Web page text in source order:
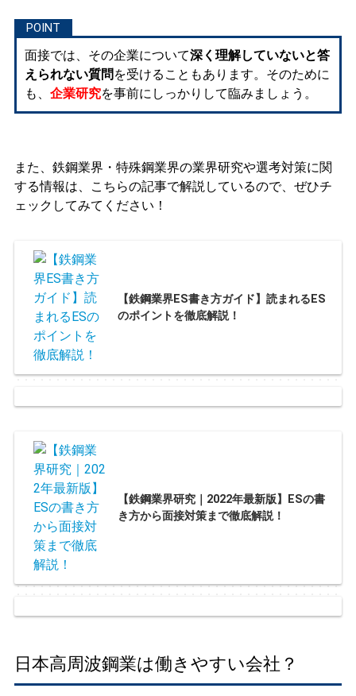
面接では、その企業について深く理解していないと答
えられない質問 を受けることもあります。そのために
も、 企業研究を事前にしっかりして臨みましょう。
また、鉄鋼業界・特殊鋼業界の業界研究や選考対策に関
する情報は、こちらの記事で解説しているので、ぜひチ
ェックしてみてください！
【鉄鋼業界ES書き方ガイド】読まれるES
のポイントを徹底解説！
【鉄鋼業界研究｜2022年最新版】ESの書
き方から面接対策まで徹底解説！
日本高周波鋼業は働きやすい会社？